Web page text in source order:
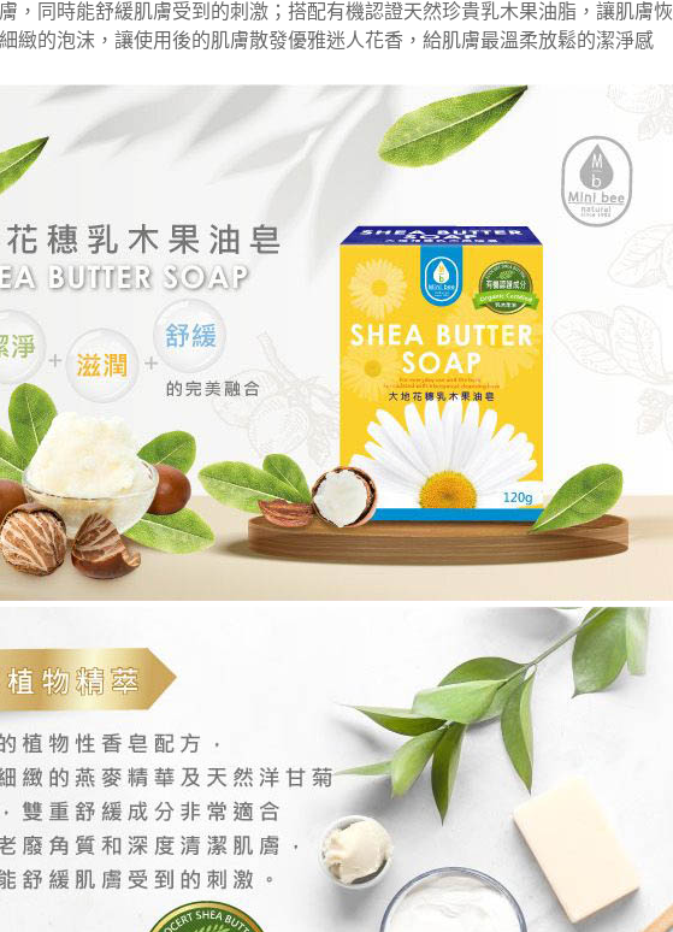
，同時能舒緩肌膚受到的刺激；搭配有機認證天然珍貴乳木果油脂，讓肌膚恢
緻的泡沫，讓使用後的肌膚散發優雅迷人花香，給肌膚最溫柔放鬆的潔淨感